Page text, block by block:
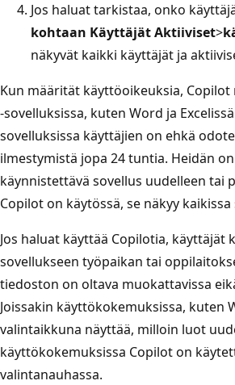
Jos haluat tarkistaa, onko
kohtaan Käyttäjät Aktiiviset>
näkyvät kaikki käyttäjät ja
Kun määrität käyttöoikeuksia,
-sovelluksissa, kuten Word ja
sovelluksissa käyttäjien on ehkä
ilmestymistä jopa 24 tuntia. Heidän
käynnistettävä sovellus uudelleen tai
Copilot on käytössä, se näkyy kaikissa
Jos haluat käyttää Copilotia, käyttäjät
sovellukseen työpaikan tai
tiedoston on oltava muokattavissa
Joissakin käyttökokemuksissa, kuten
valintaikkuna näyttää, milloin luot
käyttökokemuksissa Copilot on
valintanauhassa.